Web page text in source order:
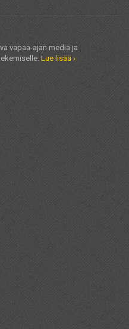
vapaa-ajan media ja
Lue lisää ›